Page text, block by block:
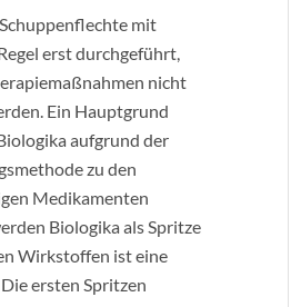
mit
erst durchgeführt,
nicht
Ein Hauptgrund
aufgrund der
zu den
Medikamenten
Biologika als Spritze
Wirkstoffen ist eine
ersten Spritzen